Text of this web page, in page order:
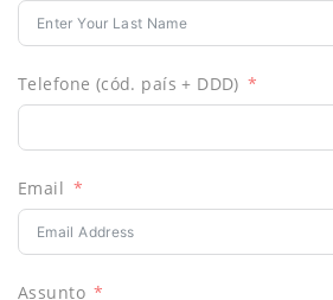
Telefone (cód. país + DDD)
Email
Assunto